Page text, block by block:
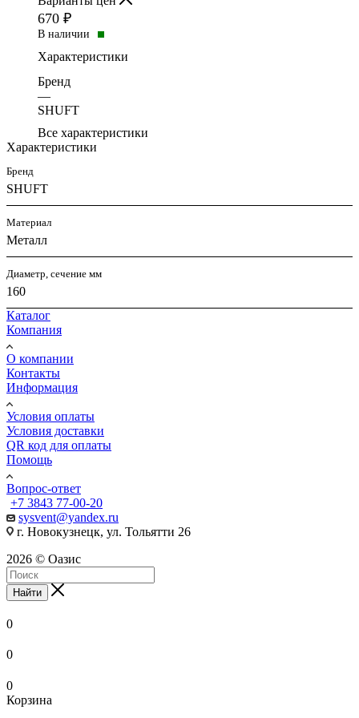
670 ₽
В наличии
Характеристики
Бренд
—
SHUFT
Все характеристики
Характеристики
Бренд
SHUFT
Материал
Металл
Диаметр, сечение мм
160
Каталог
Компания
О компании
Контакты
Информация
Условия оплаты
Условия доставки
QR код для оплаты
Помощь
Вопрос-ответ
+7 3843 77-00-20
sysvent@yandex.ru
г. Новокузнецк, ул. Тольятти 26
2026 © Оазис
Найти
0
0
0
Корзина